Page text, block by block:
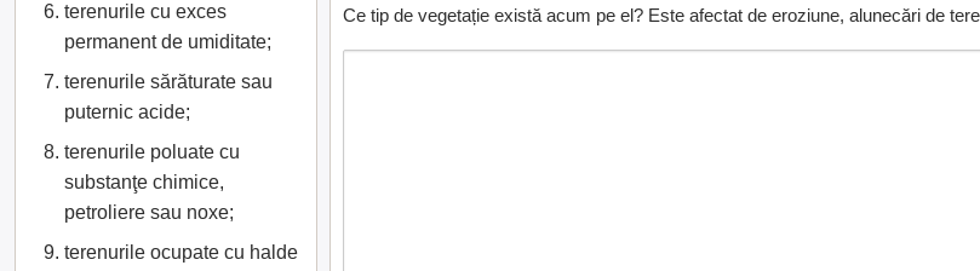
Ce tip de vegetație există acum pe el? Este afectat de eroziune, alunecări de
terenurile cu exces
permanent de umiditate;
terenurile sărăturate sau
puternic acide;
terenurile poluate cu
substanţe chimice,
petroliere sau noxe;
terenurile ocupate cu halde